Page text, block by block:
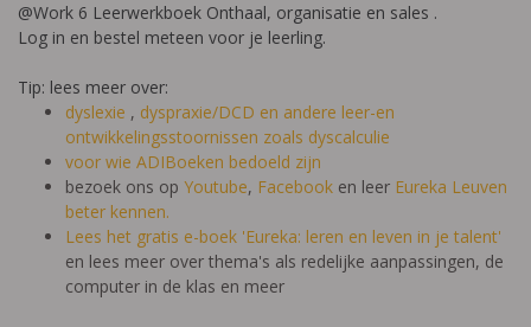
@Work 6 Leerwerkboek Onthaal, organisatie en sales .
Log in en bestel meteen voor je leerling.
Tip: lees meer over:
dyslexie , dyspraxie/DCD en andere leer-en
ontwikkelingsstoornissen zoals dyscalculie
voor wie ADIBoeken bedoeld zijn
bezoek ons op Youtube, Facebook en leer Eureka Leuven
beter kennen.
Lees het gratis e-boek 'Eureka: leren en leven in je talent'
en lees meer over thema's als redelijke aanpassingen, de
computer in de klas en meer